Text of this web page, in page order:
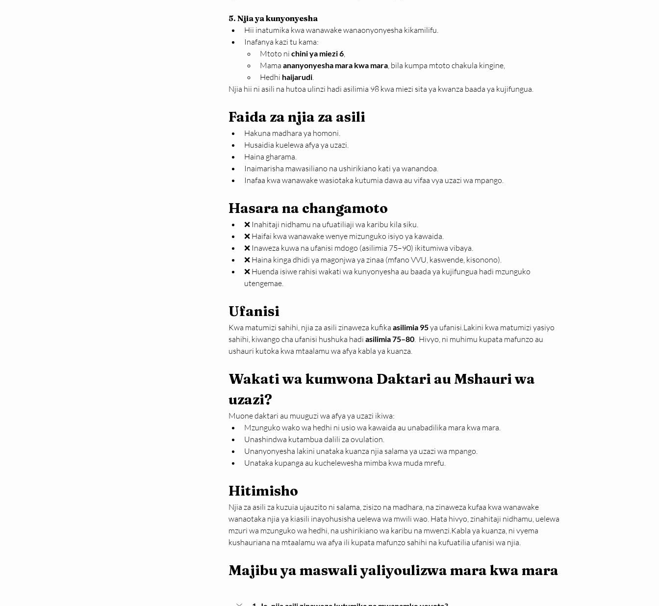
5. Njia ya kunyonyesha
Hii inatumika kwa wanawake wanaonyonyesha kikamilifu.
Inafanya kazi tu kama:
Mtoto ni chini ya miezi 6,
Mama ananyonyesha mara kwa mara, bila kumpa mtoto chakula kingine,
Hedhi haijarudi.
Njia hii ni asili na hutoa ulinzi hadi asilimia 98 kwa miezi sita ya kwanza baada ya kujifungua.
Faida za njia za asili
Hakuna madhara ya homoni.
Husaidia kuelewa afya ya uzazi.
Haina gharama.
Inaimarisha mawasiliano na ushirikiano kati ya wanandoa.
Inafaa kwa wanawake wasiotaka kutumia dawa au vifaa vya uzazi wa mpango.
Hasara na changamoto
❌ Inahitaji nidhamu na ufuatiliaji wa karibu kila siku.
❌ Haifai kwa wanawake wenye mizunguko isiyo ya kawaida.
❌ Inaweza kuwa na ufanisi mdogo (asilimia 75–90) ikitumiwa vibaya.
❌ Haina kinga dhidi ya magonjwa ya zinaa (mfano VVU, kaswende, kisonono).
❌ Huenda isiwe rahisi wakati wa kunyonyesha au baada ya kujifungua hadi mzunguko
utengemae.
Ufanisi
Kwa matumizi sahihi, njia za asili zinaweza kufika asilimia 95 ya ufanisi.Lakini kwa matumizi yasiyo
sahihi, kiwango cha ufanisi hushuka hadi asilimia 75–80.  Hivyo, ni muhimu kupata mafunzo au
ushauri kutoka kwa mtaalamu wa afya kabla ya kuanza.
Wakati wa kumwona Daktari au Mshauri wa
uzazi?
Muone daktari au muuguzi wa afya ya uzazi ikiwa:
Mzunguko wako wa hedhi ni usio wa kawaida au unabadilika mara kwa mara.
Unashindwa kutambua dalili za ovulation.
Unanyonyesha lakini unataka kuanza njia salama ya uzazi wa mpango.
Unataka kupanga au kuchelewesha mimba kwa muda mrefu.
Hitimisho
Njia za asili za kuzuia ujauzito ni salama, zisizo na madhara, na zinaweza kufaa kwa wanawake
wanaotaka njia ya kiasili inayohusisha uelewa wa mwili wao. Hata hivyo, zinahitaji nidhamu, uelewa
mzuri wa mzunguko wa hedhi, na ushirikiano wa karibu na mwenzi.Kabla ya kuanza, ni vyema
kushauriana na mtaalamu wa afya ili kupata mafunzo sahihi na kufuatilia ufanisi wa njia.
Majibu ya maswali yaliyoulizwa mara kwa mara